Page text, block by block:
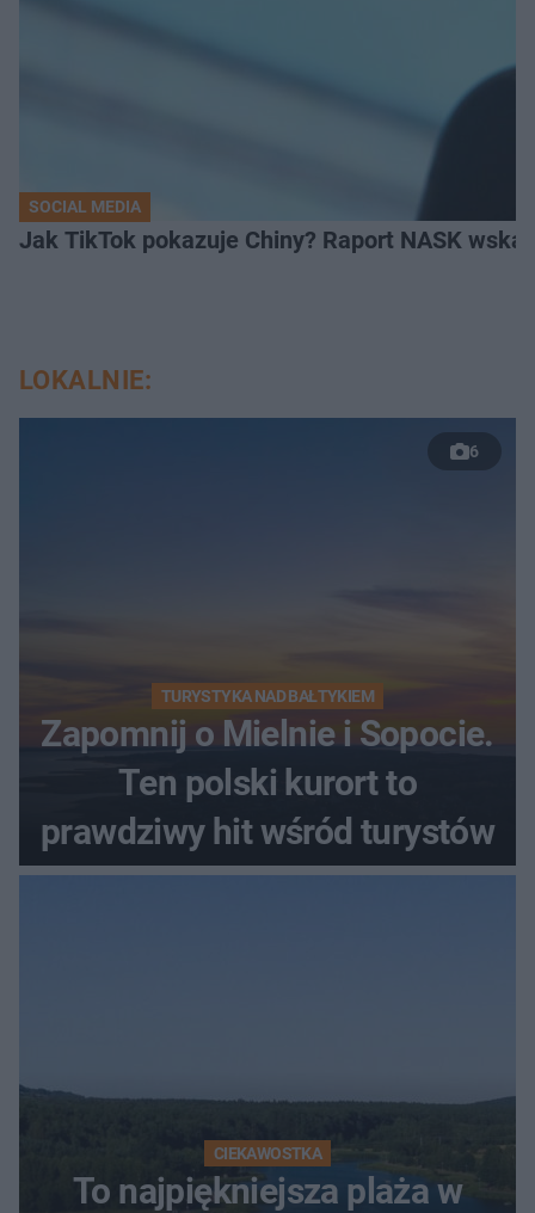
SOCIAL MEDIA
Jak TikTok pokazuje Chiny? Raport NASK
LOKALNIE:
6
TURYSTYKA NAD BAŁTYKIEM
Zapomnij o Mielnie i Sopocie.
Ten polski kurort to
prawdziwy hit wśród turystów
CIEKAWOSTKA
To najpiękniejsza plaża w